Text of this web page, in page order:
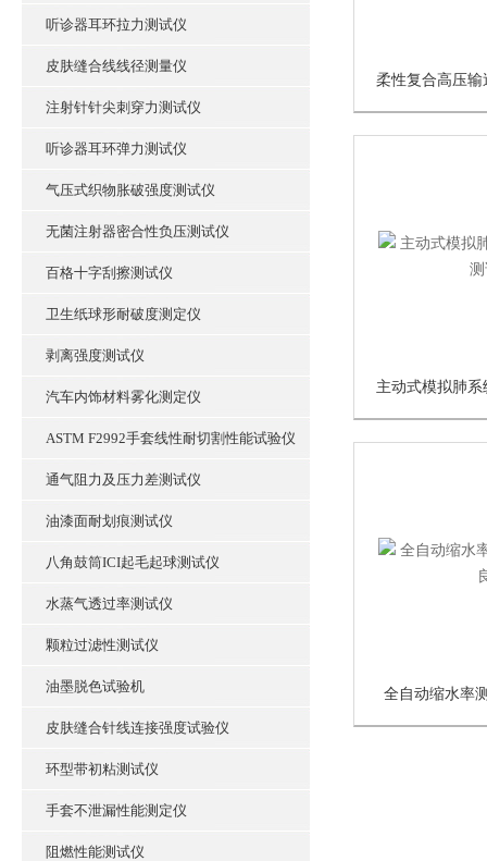
听诊器耳环拉力测试仪
皮肤缝合线线径测量仪
注射针针尖刺穿力测试仪
听诊器耳环弹力测试仪
气压式织物胀破强度测试仪
无菌注射器密合性负压测试仪
百格十字刮擦测试仪
卫生纸球形耐破度测定仪
剥离强度测试仪
汽车内饰材料雾化测定仪
ASTM F2992手套线性耐切割性能试验仪
通气阻力及压力差测试仪
油漆面耐划痕测试仪
八角鼓筒ICI起毛起球测试仪
水蒸气透过率测试仪
颗粒过滤性测试仪
油墨脱色试验机
皮肤缝合针线连接强度试验仪
环型带初粘测试仪
手套不泄漏性能测定仪
阻燃性能测试仪
主动式模拟肺
全自动缩水率